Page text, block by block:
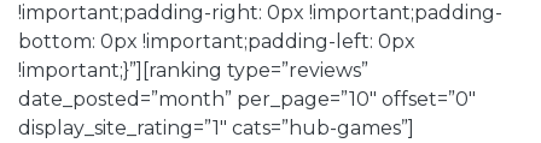
!important;padding-right: 0px !important;padding-
bottom: 0px !important;padding-left: 0px
!important;}”][ranking type=”reviews”
date_posted=”month” per_page=”10″ offset=”0″
display_site_rating=”1″ cats=”hub-games”]